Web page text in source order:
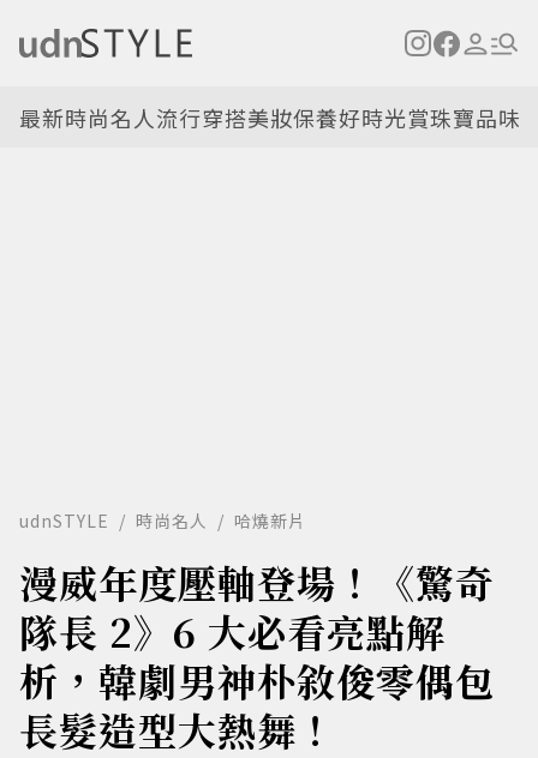
最新時尚名人流行穿搭美妝保養好時光賞珠寶品味
udnSTYLE 時尚名人 哈燒新片
漫威年度壓軸登場！《驚奇
隊長 2》6 大必看亮點解
析，韓劇男神朴敘俊零偶包
長髮造型大熱舞！